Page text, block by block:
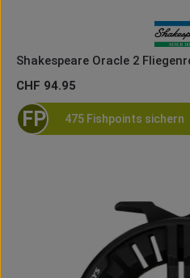
Shakespeare Oracle 2
Regulärer Preis:
CHF 94.95
FP 475 Fishpoints sichern